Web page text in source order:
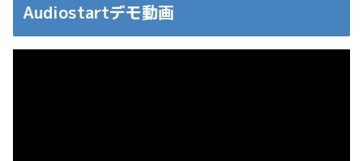
Audiostartデモ動画